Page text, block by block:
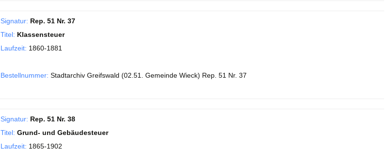
Signatur: Rep. 51 Nr. 37
Titel: Klassensteuer
Laufzeit: 1860-1881
Bestellnummer: Stadtarchiv Greifswald (02.51. Gemeinde Wieck) Rep. 51 Nr. 37
Signatur: Rep. 51 Nr. 38
Titel: Grund- und Gebäudesteuer
Laufzeit: 1865-1902